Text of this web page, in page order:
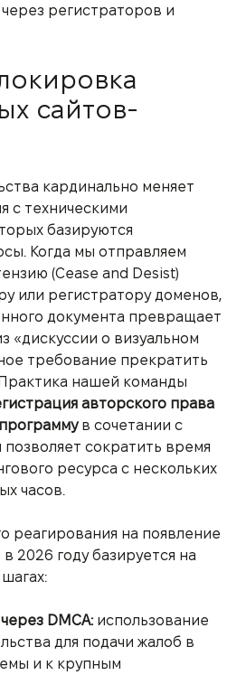
регистраторов и
сайтов-
кардинально меняет
с техническими
базируются
Когда мы отправляем
(Cease and Desist)
или регистратору доменов,
документа превращает
«дискуссии о визуальном
требование прекратить
нашей команды
авторского права
в сочетании с
сократить время
ресурса с нескольких
часов.
реагирования на появление
2026 году базируется на
DMCA:использование
для подачи жалоб в
и к крупным